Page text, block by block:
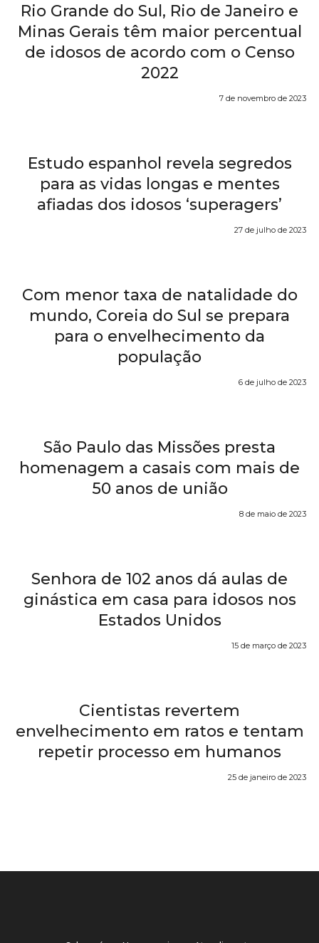
Rio Grande do Sul, Rio de Janeiro e
Minas Gerais têm maior percentual
de idosos de acordo com o Censo
2022
7 de novembro de 2023
Estudo espanhol revela segredos
para as vidas longas e mentes
afiadas dos idosos ‘superagers’
27 de julho de 2023
Com menor taxa de natalidade do
mundo, Coreia do Sul se prepara
para o envelhecimento da
população
6 de julho de 2023
São Paulo das Missões presta
homenagem a casais com mais de
50 anos de união
8 de maio de 2023
Senhora de 102 anos dá aulas de
ginástica em casa para idosos nos
Estados Unidos
15 de março de 2023
Cientistas revertem
envelhecimento em ratos e tentam
repetir processo em humanos
25 de janeiro de 2023